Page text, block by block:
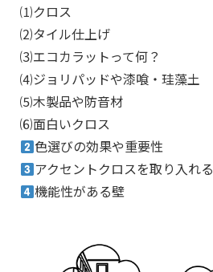
⑴クロス
⑵タイル仕上げ
⑶エコカラットって何？
⑷ジョリパッドや漆喰・珪藻土
⑸木製品や防音材
⑹面白いクロス
色選びの効果や重要性
アクセントクロスを取り入れる
機能性がある壁